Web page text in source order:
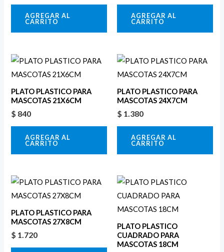
AGREGAR AL
CARRITO
AGREGAR AL
CARRITO
PLATO PLASTICO PARA
MASCOTAS 21X6CM
$ 840
AGREGAR AL
CARRITO
PLATO PLASTICO PARA
MASCOTAS 24X7CM
$ 1.380
AGREGAR AL
CARRITO
PLATO PLASTICO PARA
MASCOTAS 27X8CM
$ 1.720
PLATO PLASTICO
CUADRADO PARA
MASCOTAS 18CM